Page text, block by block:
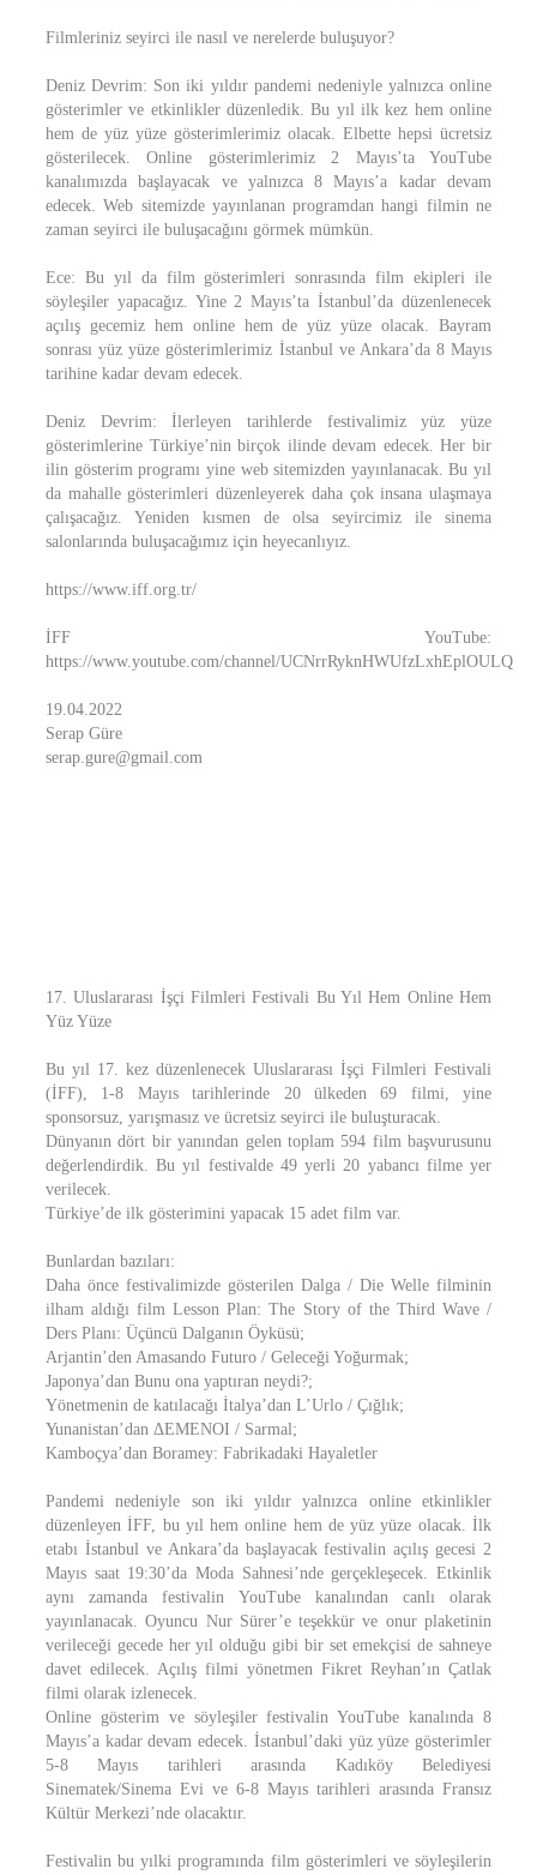
Filmleriniz seyirci ile nasıl ve nerelerde buluşuyor?
Deniz Devrim: Son iki yıldır pandemi nedeniyle yalnızca online
gösterimler ve etkinlikler düzenledik. Bu yıl ilk kez hem online
hem de yüz yüze gösterimlerimiz olacak. Elbette hepsi ücretsiz
gösterilecek. Online gösterimlerimiz 2 Mayıs’ta YouTube
kanalımızda başlayacak ve yalnızca 8 Mayıs’a kadar devam
edecek. Web sitemizde yayınlanan programdan hangi filmin ne
zaman seyirci ile buluşacağını görmek mümkün.
Ece: Bu yıl da film gösterimleri sonrasında film ekipleri ile
söyleşiler yapacağız. Yine 2 Mayıs’ta İstanbul’da düzenlenecek
açılış gecemiz hem online hem de yüz yüze olacak. Bayram
sonrası yüz yüze gösterimlerimiz İstanbul ve Ankara’da 8 Mayıs
tarihine kadar devam edecek.
Deniz Devrim: İlerleyen tarihlerde festivalimiz yüz yüze
gösterimlerine Türkiye’nin birçok ilinde devam edecek. Her bir
ilin gösterim programı yine web sitemizden yayınlanacak. Bu yıl
da mahalle gösterimleri düzenleyerek daha çok insana ulaşmaya
çalışacağız. Yeniden kısmen de olsa seyircimiz ile sinema
salonlarında buluşacağımız için heyecanlıyız.
https://www.iff.org.tr/
İFF YouTube:
https://www.youtube.com/channel/UCNrrRyknHWUfzLxhEplOULQ
19.04.2022
Serap Güre
serap.gure@gmail.com
17. Uluslararası İşçi Filmleri Festivali Bu Yıl Hem Online Hem
Yüz Yüze
Bu yıl 17. kez düzenlenecek Uluslararası İşçi Filmleri Festivali
(İFF), 1-8 Mayıs tarihlerinde 20 ülkeden 69 filmi, yine
sponsorsuz, yarışmasız ve ücretsiz seyirci ile buluşturacak.
Dünyanın dört bir yanından gelen toplam 594 film başvurusunu
değerlendirdik. Bu yıl festivalde 49 yerli 20 yabancı filme yer
verilecek.
Türkiye’de ilk gösterimini yapacak 15 adet film var.
Bunlardan bazıları:
Daha önce festivalimizde gösterilen Dalga / Die Welle filminin
ilham aldığı film Lesson Plan: The Story of the Third Wave /
Ders Planı: Üçüncü Dalganın Öyküsü;
Arjantin’den Amasando Futuro / Geleceği Yoğurmak;
Japonya’dan Bunu ona yaptıran neydi?;
Yönetmenin de katılacağı İtalya’dan L’Urlo / Çığlık;
Yunanistan’dan ΔΕΜΕΝΟΙ / Sarmal;
Kamboçya’dan Boramey: Fabrikadaki Hayaletler
Pandemi nedeniyle son iki yıldır yalnızca online etkinlikler
düzenleyen İFF, bu yıl hem online hem de yüz yüze olacak. İlk
etabı İstanbul ve Ankara’da başlayacak festivalin açılış gecesi 2
Mayıs saat 19:30’da Moda Sahnesi’nde gerçekleşecek. Etkinlik
aynı zamanda festivalin YouTube kanalından canlı olarak
yayınlanacak. Oyuncu Nur Sürer’e teşekkür ve onur plaketinin
verileceği gecede her yıl olduğu gibi bir set emekçisi de sahneye
davet edilecek. Açılış filmi yönetmen Fikret Reyhan’ın Çatlak
filmi olarak izlenecek.
Online gösterim ve söyleşiler festivalin YouTube kanalında 8
Mayıs’a kadar devam edecek. İstanbul’daki yüz yüze gösterimler
5-8 Mayıs tarihleri arasında Kadıköy Belediyesi
Sinematek/Sinema Evi ve 6-8 Mayıs tarihleri arasında Fransız
Kültür Merkezi’nde olacaktır.
Festivalin bu yılki programında film gösterimleri ve söyleşilerin